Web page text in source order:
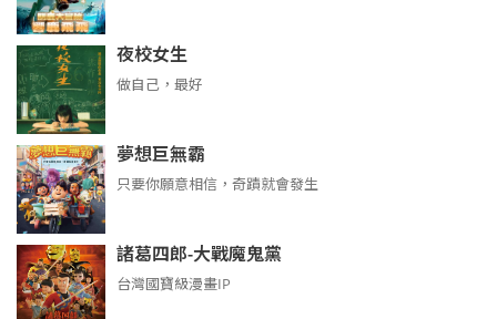
夜校女生
做自己，最好
夢想巨無霸
只要你願意相信，奇蹟就會發生
諸葛四郎-大戰魔鬼黨
台灣國寶級漫畫IP